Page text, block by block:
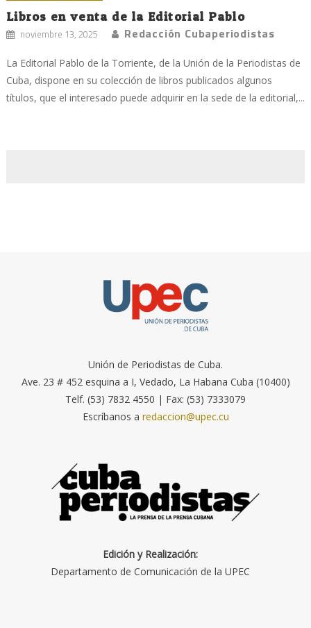
Libros en venta de la Editorial Pablo
noviembre 13, 2025 Redacción Cubaperiodistas
La Editorial Pablo de la Torriente, de la Unión de la Periodistas de
Cuba, dispone en su colección de libros publicados algunos
títulos, que el interesado puede adquirir en la sede de la editorial,...
Unión de Periodistas de Cuba.
Ave. 23 # 452 esquina a I, Vedado, La Habana Cuba (10400)
Telf. (53) 7832 4550 | Fax: (53) 7333079
Escríbanos a redaccion@upec.cu
Edición y Realización:
Departamento de Comunicación de la UPEC